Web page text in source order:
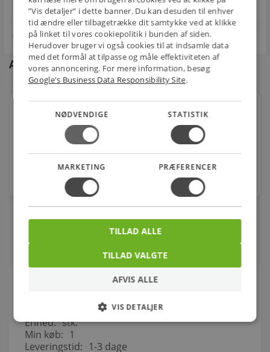
star4.1 på Trustpilot 11,691 anmeldelser open_in_new
Andre kunder købte også
Varenr.: 277167440
55,00
5700834481543
Enhed: stk.
Min køb: 1
Leveringstid: 1-3 dage
”Vis detaljer” i dette banner. Du kan desuden til enhver
tid ændre eller tilbagetrække dit samtykke ved at klikke
på linket til vores cookiepolitik i bunden af siden.
Herudover bruger vi også cookies til at indsamle data
med det formål at tilpasse og måle effektiviteten af
vores annoncering. For mere information, besøg
Google's Business Data Responsibility Site.
NØDVENDIGE STATISTIK
MARKETING PRÆFERENCER
TILLAD VALGTE
TILLAD ALLE
AFVIS ALLE
VIS DETALJER